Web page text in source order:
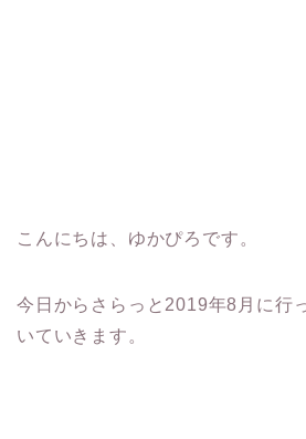
こんにちは、ゆかぴろです。
今日からさらっと2019年8月に行
いていきます。